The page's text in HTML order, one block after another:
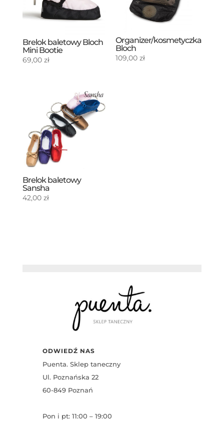
Brelok baletowy Bloch
Mini Bootie
69,00 zł
Organizer/kosmetyczka
Bloch
109,00zł
Brelok baletowy
Sansha
42,00 zł
ODWIEDŹ NAS
Puenta. Sklep taneczny
Ul. Poznańska 22
60-849 Poznań
Pon i pt: 11:00 – 19:00